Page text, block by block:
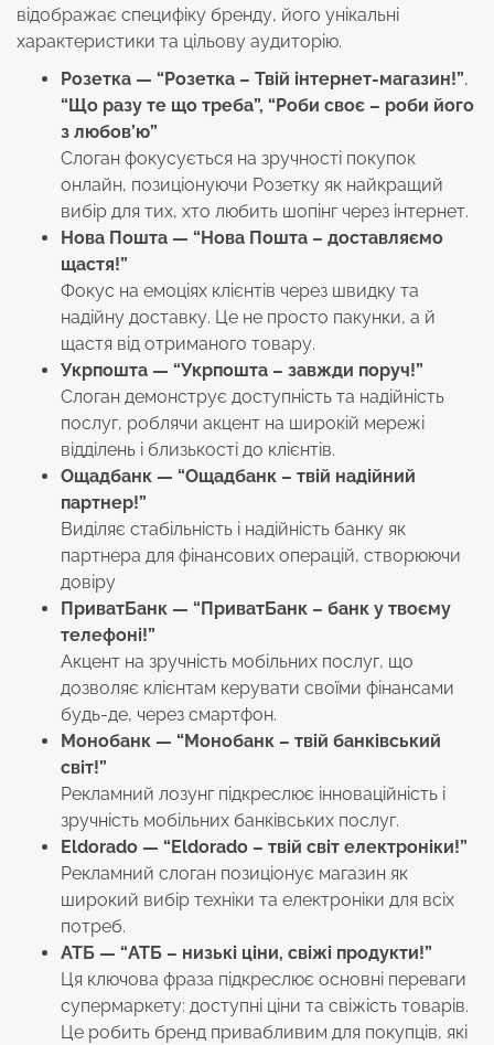
відображає специфіку бренду, його унікальні
характеристики та цільову аудиторію.
Розетка — “Розетка – Твій інтернет-магазин!”,
“Що разу те що треба”, “Роби своє – роби його
з любов’ю”
Слоган фокусується на зручності покупок
онлайн, позиціонуючи Розетку як найкращий
вибір для тих, хто любить шопінг через інтернет.
Нова Пошта — “Нова Пошта – доставляємо
щастя!”
Фокус на емоціях клієнтів через швидку та
надійну доставку. Це не просто пакунки, а й
щастя від отриманого товару.
Укрпошта — “Укрпошта – завжди поруч!”
Слоган демонструє доступність та надійність
послуг, роблячи акцент на широкій мережі
відділень і близькості до клієнтів.
Ощадбанк — “Ощадбанк – твій надійний
партнер!”
Виділяє стабільність і надійність банку як
партнера для фінансових операцій, створюючи
довіру
ПриватБанк — “ПриватБанк – банк у твоєму
телефоні!”
Акцент на зручність мобільних послуг, що
дозволяє клієнтам керувати своїми фінансами
будь-де, через смартфон.
Монобанк — “Монобанк – твій банківський
світ!”
Рекламний лозунг підкреслює інноваційність і
зручність мобільних банківських послуг.
Eldorado — “Eldorado – твій світ електроніки!”
Рекламний слоган позиціонує магазин як
широкий вибір техніки та електроніки для всіх
потреб.
АТБ — “АТБ – низькі ціни, свіжі продукти!”
Ця ключова фраза підкреслює основні переваги
супермаркету: доступні ціни та свіжість товарів.
Це робить бренд привабливим для покупців, які